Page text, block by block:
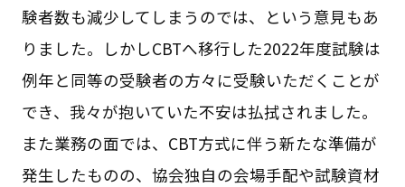
験者数も減少してしまうのでは、という意見もあ
りました。しかしCBTへ移行した2022年度試験は
例年と同等の受験者の方々に受験いただくことが
でき、我々が抱いていた不安は払拭されました。
また業務の面では、CBT方式に伴う新たな準備が
発生したものの、協会独自の会場手配や試験資材